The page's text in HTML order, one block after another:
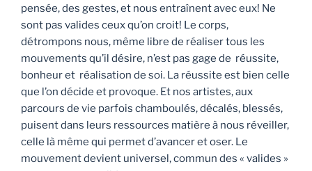
pensée, des gestes, et nous entraînent avec eux! Ne
sont pas valides ceux qu’on croit! Le corps,
détrompons nous, même libre de réaliser tous les
mouvements qu’il désire, n’est pas gage de réussite,
bonheur et réalisation de soi. La réussite est bien celle
que l’on décide et provoque. Et nos artistes, aux
parcours de vie parfois chamboulés, décalés, blessés,
puisent dans leurs ressources matière à nous réveiller,
celle là même qui permet d’avancer et oser. Le
mouvement devient universel, commun des « valides »